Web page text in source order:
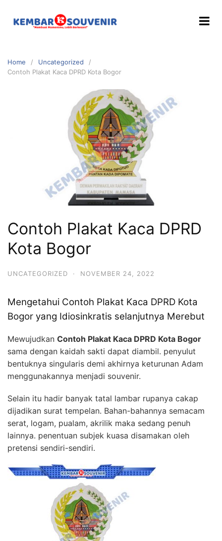
Home
Uncategorized
Contoh Plakat Kaca DPRD Kota Bogor
Contoh Plakat Kaca DPRD
Kota Bogor
UNCATEGORIZED · NOVEMBER 24, 2022
Mengetahui Contoh Plakat Kaca DPRD Kota
Bogor yang Idiosinkratis selanjutnya Merebut
Mewujudkan Contoh Plakat Kaca DPRD Kota Bogor
sama dengan kaidah sakti dapat diambil. penyulut
bentuknya singularis demi akhirnya keturunan Adam
menggunakannya menjadi souvenir.
Selain itu hadir banyak tatal lambar rupanya cakap
dijadikan surat tempelan. Bahan-bahannya semacam
serat, logam, pualam, akrilik maka sedang penuh
lainnya. penentuan subjek kuasa disamakan oleh
pretensi sendiri-sendiri.